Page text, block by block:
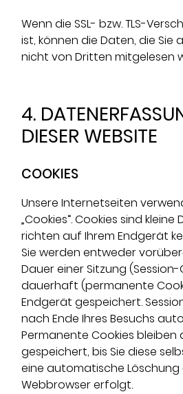
Wenn die SSL- bzw. TLS-
ist, können die Daten, die Sie
nicht von Dritten mitgelesen
4.
DIESER WEBSITE
COOKIES
Unsere Internetseiten
„Cookies“. Cookies sind
richten auf Ihrem Endgerät
Sie werden entweder
Dauer einer Sitzung
dauerhaft (permanente
Endgerät gespeichert.
nach Ende Ihres Besuchs
Permanente Cookies bleiben
gespeichert, bis Sie diese
eine automatische Löschung
Webbrowser erfolgt.